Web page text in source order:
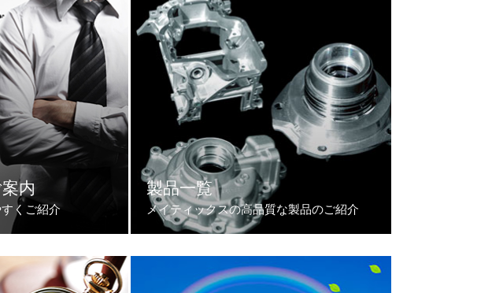
内
くご紹介
製品一覧
メイティックスの高品質な製品のご紹介